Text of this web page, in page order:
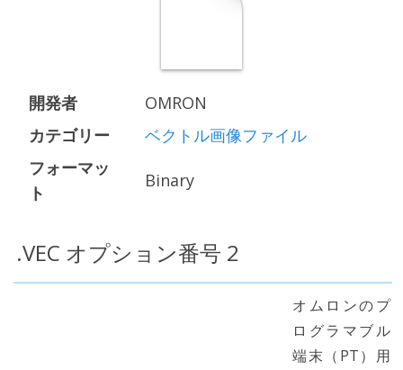
開発者
OMRON
カテゴリー
ベクトル画像ファイル
フォーマッ
ト
Binary
.VEC オプション番号 2
オムロンのプ
ログラマブル
端末（PT）用